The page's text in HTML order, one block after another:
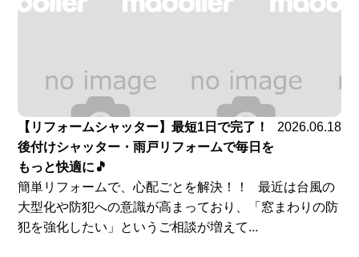
【リフォームシャッター】最短1日で完了！
後付けシャッター・雨戸リフォームで毎日を
もっと快適に🎵
2026.06.18
簡単リフォームで、心配ごとを解決！！ 最近は台風の
大型化や防犯への意識が高まっており、「窓まわりの防
犯を強化したい」というご相談が増えて...